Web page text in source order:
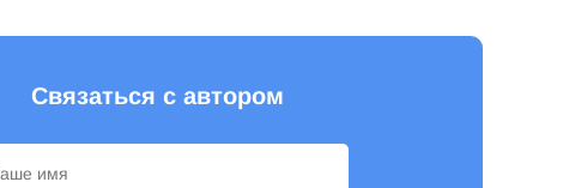
Связаться с автором